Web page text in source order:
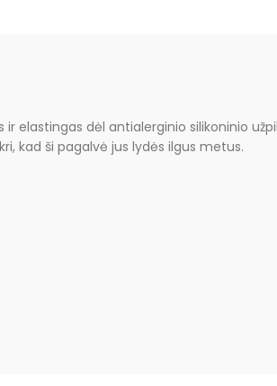
elastingas dėl antialerginio silikoninio
kad ši pagalvė jus lydės ilgus metus.